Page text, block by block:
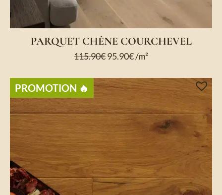
PARQUET CHÊNE COURCHEVEL
115.90€95.90€/m²
PROMOTION ​🔥​